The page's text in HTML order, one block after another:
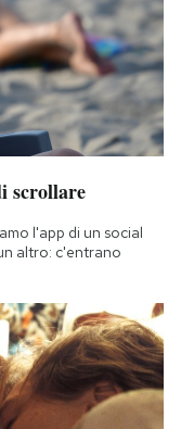
scrollare
l'app di un social
altro: c'entrano